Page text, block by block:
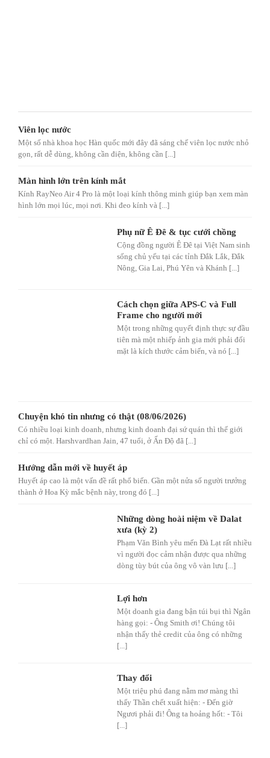
Viên lọc nước
Một số nhà khoa học Hàn quốc mới đây đã sáng chế viên lọc nước nhỏ
gọn, rất dễ dùng, không cần điện, không cần [...]
Màn hình lớn trên kính mắt
Kính RayNeo Air 4 Pro là một loại kính thông minh giúp bạn xem màn
hình lớn mọi lúc, mọi nơi. Khi đeo kính và [...]
Phụ nữ Ê Đê & tục cưới chồng
Cộng đồng người Ê Đê tại Việt Nam sinh
sống chủ yếu tại các tỉnh Đắk Lắk, Đắk
Nông, Gia Lai, Phú Yên và Khánh [...]
Cách chọn giữa APS-C và Full
Frame cho người mới
Một trong những quyết định thực sự đầu
tiên mà một nhiếp ảnh gia mới phải đối
mặt là kích thước cảm biến, và nó [...]
Chuyện khó tin nhưng có thật (08/06/2026)
Có nhiều loại kinh doanh, nhưng kinh doanh đại sứ quán thì thế giới
chỉ có một. Harshvardhan Jain, 47 tuổi, ở Ấn Độ đã [...]
Hướng dẫn mới về huyết áp
Huyết áp cao là một vấn đề rất phổ biến. Gần một nửa số người trưởng
thành ở Hoa Kỳ mắc bệnh này, trong đó [...]
Những dòng hoài niệm về Dalat
xưa (kỳ 2)
Phạm Văn Bình yêu mến Đà Lạt rất nhiều
vì người đọc cảm nhận được qua những
dòng tùy bút của ông vô vàn lưu [...]
Lợi hơn
Một doanh gia đang bận túi bụi thì Ngân
hàng gọi: - Ông Smith ơi! Chúng tôi
nhận thấy thẻ credit của ông có những
[...]
Thay đổi
Một triệu phú đang nằm mơ màng thì
thấy Thần chết xuất hiện: - Đến giờ
Ngươi phải đi! Ông ta hoảng hốt: - Tôi
[...]